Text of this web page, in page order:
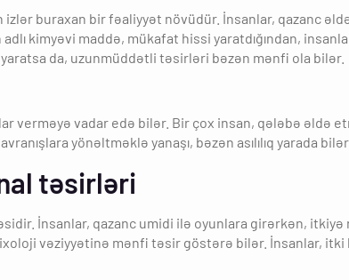
izlər buraxan bir fəaliyyət növüdür. İnsanlar, qazanc
adlı kimyəvi maddə, mükafat hissi yaratdığından,
da, uzunmüddətli təsirləri bəzən mənfi ola bilər.
verməyə vadar edə bilər. Bir çox insan, qələbə əldə
yönəltməklə yanaşı, bəzən asılılıq yarada bilər.
təsirləri
İnsanlar, qazanc umidi ilə oyunlara girərkən,
vəziyyətinə mənfi təsir göstərə bilər. İnsanlar,